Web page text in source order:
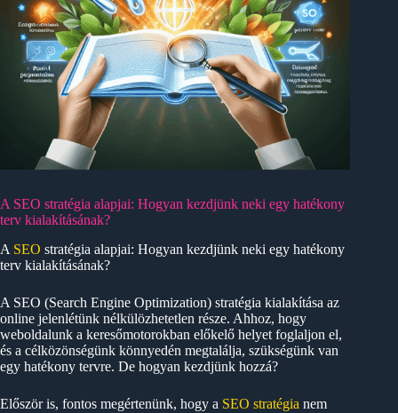
A SEO stratégia alapjai: Hogyan kezdjünk neki egy hatékony
terv kialakításának?
A SEO stratégia alapjai: Hogyan kezdjünk neki egy hatékony
terv kialakításának?
A SEO (Search Engine Optimization) stratégia kialakítása az
online jelenlétünk nélkülözhetetlen része. Ahhoz, hogy
weboldalunk a keresőmotorokban előkelő helyet foglaljon el,
és a célközönségünk könnyedén megtalálja, szükségünk van
egy hatékony tervre. De hogyan kezdjünk hozzá?
Először is, fontos megértenünk, hogy a SEO stratégia nem